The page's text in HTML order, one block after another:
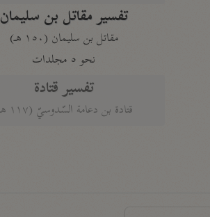
تفسير مقاتل بن سليمان
مقاتل بن سليمان (١٥٠ هـ)
نحو ٥ مجلدات
تفسير قتادة
قتادة بن دعامة السّدوسيّ (١١٧ هـ)